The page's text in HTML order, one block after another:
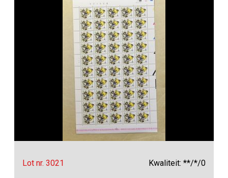
Lot nr. 3021 Kwaliteit: **/*/0